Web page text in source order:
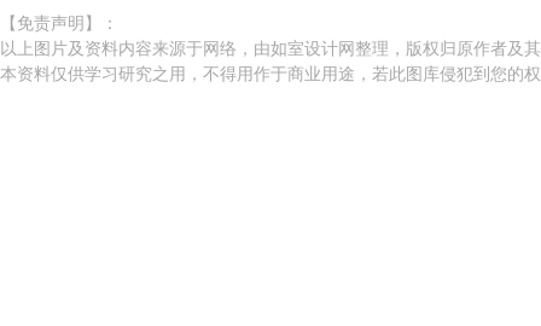
【免责声明】：
以上图片及资料内容来源于网络，由如室设计网整理，版权归原作者
本资料仅供学习研究之用，不得用作于商业用途，若此图库侵犯到您的